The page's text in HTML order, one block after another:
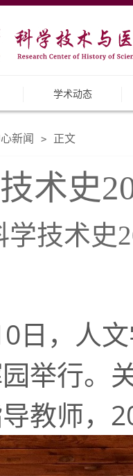
学术动态
新闻 > 正文
术史
学技术
日，人
举行。
教师，